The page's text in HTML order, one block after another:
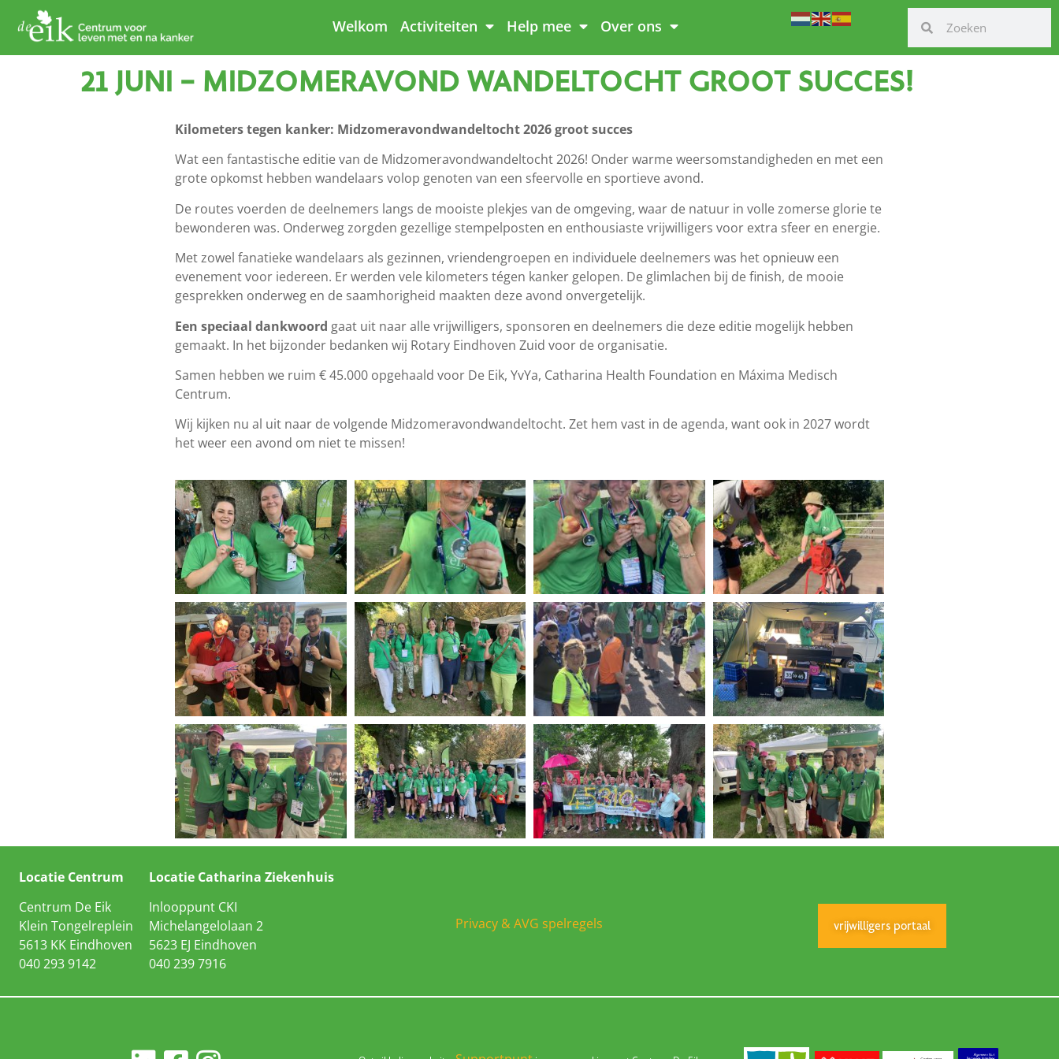
Welkom Activiteiten Help mee Over ons
21 JUNI – MIDZOMERAVOND WANDELTOCHT GROOT SUCCES!
Kilometers tegen kanker: Midzomeravondwandeltocht 2026 groot succes
Wat een fantastische editie van de Midzomeravondwandeltocht 2026! Onder warme weersomstandigheden en met een
grote opkomst hebben wandelaars volop genoten van een sfeervolle en sportieve avond.
De routes voerden de deelnemers langs de mooiste plekjes van de omgeving, waar de natuur in volle zomerse glorie te
bewonderen was. Onderweg zorgden gezellige stempelposten en enthousiaste vrijwilligers voor extra sfeer en energie.
Met zowel fanatieke wandelaars als gezinnen, vriendengroepen en individuele deelnemers was het opnieuw een
evenement voor iedereen. Er werden vele kilometers tégen kanker gelopen. De glimlachen bij de finish, de mooie
gesprekken onderweg en de saamhorigheid maakten deze avond onvergetelijk.
Een speciaal dankwoord gaat uit naar alle vrijwilligers, sponsoren en deelnemers die deze editie mogelijk hebben
gemaakt. In het bijzonder bedanken wij Rotary Eindhoven Zuid voor de organisatie.
Samen hebben we ruim € 45.000 opgehaald voor De Eik, YvYa, Catharina Health Foundation en Máxima Medisch
Centrum.
Wij kijken nu al uit naar de volgende Midzomeravondwandeltocht. Zet hem vast in de agenda, want ook in 2027 wordt
het weer een avond om niet te missen!
Locatie Centrum
Centrum De Eik
Klein Tongelreplein
5613 KK Eindhoven
040 293 9142
Locatie Catharina Ziekenhuis
Inlooppunt CKI
Michelangelolaan 2
5623 EJ Eindhoven
040 239 7916
Privacy & AVG spelregels vrijwilligers portaal